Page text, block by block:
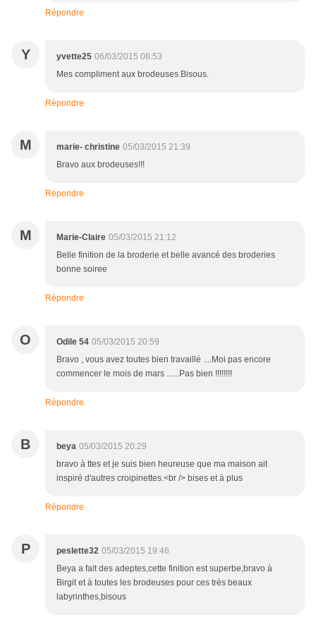
Répondre
Y yvette25 06/03/2015 08:53
Mes compliment aux brodeuses.Bisous.
Répondre
M marie- christine 05/03/2015 21:39
Bravo aux brodeuses!!!
Répondre
M Marie-Claire 05/03/2015 21:12
Belle finition de la broderie et belle avancé des broderies
bonne soiree
Répondre
O Odile 54 05/03/2015 20:59
Bravo , vous avez toutes bien travaillé ....Moi pas encore
commencer le mois de mars ......Pas bien !!!!!!!!
Répondre
B beya 05/03/2015 20:29
bravo à ttes et je suis bien heureuse que ma maison ait
inspiré d'autres croipinettes.<br /> bises et à plus
Répondre
P peslette32 05/03/2015 19:46
Beya a fait des adeptes,cette finition est superbe,bravo à
Birgit et à toutes les brodeuses pour ces très beaux
labyrinthes,bisous